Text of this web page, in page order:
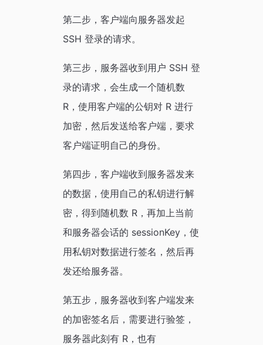
第二步，客户端向服务器发起
SSH 登录的请求。
第三步，服务器收到用户 SSH 登
录的请求，会生成一个随机数
R，使用客户端的公钥对 R 进行
加密，然后发送给客户端，要求
客户端证明自己的身份。
第四步，客户端收到服务器发来
的数据，使用自己的私钥进行解
密，得到随机数 R，再加上当前
和服务器会话的 sessionKey，使
用私钥对数据进行签名，然后再
发还给服务器。
第五步，服务器收到客户端发来
的加密签名后，需要进行验签，
服务器此刻有 R，也有